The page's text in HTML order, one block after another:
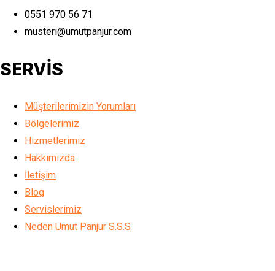
0551 970 56 71
musteri@umutpanjur.com
SERVİS
Müşterilerimizin Yorumları
Bölgelerimiz
Hizmetlerimiz
Hakkımızda
İletişim
Blog
Servislerimiz
Neden Umut Panjur S.S.S